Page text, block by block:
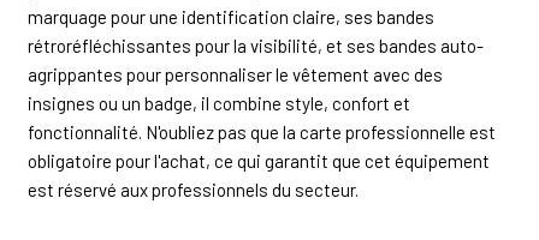
marquage pour une identification claire, ses bandes
rétroréfléchissantes pour la visibilité, et ses bandes auto-
agrippantes pour personnaliser le vêtement avec des
insignes ou un badge, il combine style, confort et
fonctionnalité. N'oubliez pas que la carte professionnelle est
obligatoire pour l'achat, ce qui garantit que cet équipement
est réservé aux professionnels du secteur.